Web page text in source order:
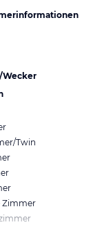
Wecker
Twin
Zimmer